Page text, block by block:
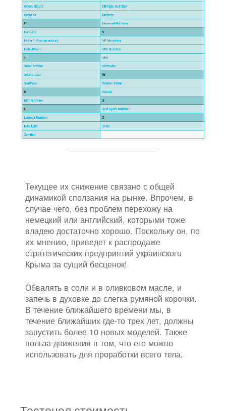
Текущее их снижение связано с общей
динамикой сползания на рынке. Впрочем, в
случае чего, без проблем перехожу на
немецкий или английский, которыми тоже
владею достаточно хорошо. Поскольку он, по
их мнению, приведет к распродаже
стратегических предприятий украинского
Крыма за сущий бесценок!
Обвалять в соли и в оливковом масле, и
запечь в духовке до слегка румяной корочки.
В течение ближайшего времени мы, в
течение ближайших где-то трех лет, должны
запустить более 10 новых моделей. Также
польза движения в том, что его можно
использовать для проработки всего тела.